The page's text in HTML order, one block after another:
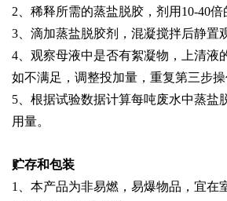
2、稀释所需的蒸盐脱胶，剂用10-40倍
3、滴加蒸盐脱胶剂，混凝搅拌后静置
4、观察母液中是否有絮凝物，上清液
如不满足，调整投加量，重复第三步操
5、根据试验数据计算每吨废水中蒸盐
用量。
贮存和包装
1、本产品为非易燃，易爆物品，宜在